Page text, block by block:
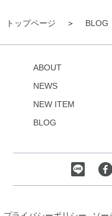
トップページ BLOG
ABOUT
NEWS
NEW ITEM
BLOG